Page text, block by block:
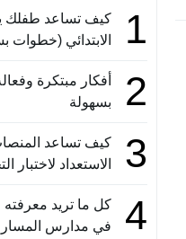
1
كيف تساعد طفلك
الابتدائي (خطوات
2
أفكار مبتكرة
بسهولة
3
كيف تساعد
الاستعداد لاختبار
4
كل ما تريد معرفته
في مدارس المسار